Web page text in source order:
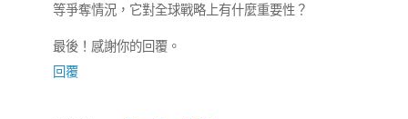
等爭奪情況，它對全球戰略上有什麼重要性？
最後！感謝你的回覆。
回覆